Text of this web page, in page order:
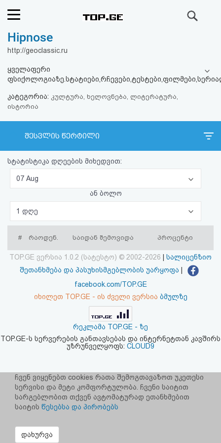
რეიტინგი
კითხვა-
პასუხი
ავტორიზაცია
რეგისტრაცია
პაროლის
აღდგენა
HTML
კოდი
სალიცენზიო
და
უარყოფა
Hipnose
http://geoclassic.ru
ყველაფერი
კატეგორია: კულტურა, ხელოვნება, ლიტერატურა,
ისტორია
შესვლის წერტილი
სტატისტიკა დღეების მიხედვით:
07 Aug
ან ბოლო
1 დღე
# რაოდენ. საიდან შემოვიდა პროცენტი
TOP.GE ვერსია 1.0.2 (სატესტო) © 2002-2026
სალიცენზიო
შეთანხმება და პასუხისმგებლობის უარყოფა
facebook.com/TOP.GE
იხილეთ TOP.GE - ის ძველი ვერსია ბმულზე
რეკლამა TOP.GE - ზე
TOP.GE-ს სერვერების განთავსებას და ინტერნეტთან კავშირს
უზრუნველყოფს: CLOUD9
ჩვენ ვიყენებთ cookies რათა შემოგთავაზოთ უკეთესი
სერვისი და მეტი კომფორტულობა. ჩვენი საიტით
სარგებლობით თქვენ ავტომატურად ეთანხმებით
საიტის წესებსა და პირობებს
დახურვა